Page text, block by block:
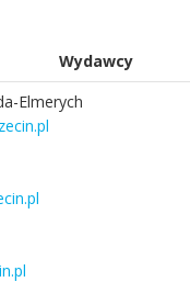
Wydawcy
Elmerych